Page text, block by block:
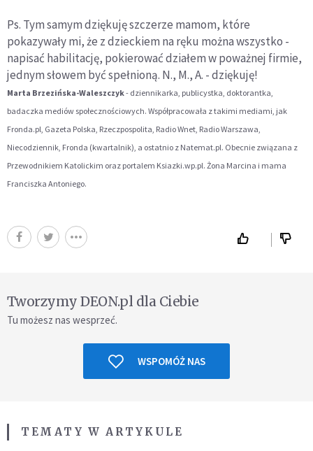
Ps. Tym samym dziękuję szczerze mamom, które
pokazywały mi, że z dzieckiem na ręku można wszystko -
napisać habilitację, pokierować działem w poważnej firmie,
jednym słowem być spełnioną. N., M., A. - dziękuję!
Marta Brzezińska-Waleszczyk- dziennikarka, publicystka, doktorantka,
badaczka mediów społecznościowych. Współpracowała z takimi mediami, jak
Fronda.pl, Gazeta Polska, Rzeczpospolita, Radio Wnet, Radio Warszawa,
Niecodziennik, Fronda (kwartalnik), a ostatnio z Natemat.pl. Obecnie związana z
Przewodnikiem Katolickim oraz portalem Ksiazki.wp.pl. Żona Marcina i mama
Franciszka Antoniego.
Tworzymy DEON.pl dla Ciebie
Tu możesz nas wesprzeć.
WSPOMÓŻ NAS
TEMATY W ARTYKULE